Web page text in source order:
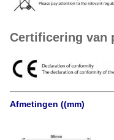
Certificering van
Afmetingen ((mm)